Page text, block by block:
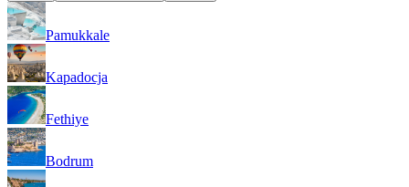
Pamukkale
Kapadocja
Fethiye
Bodrum